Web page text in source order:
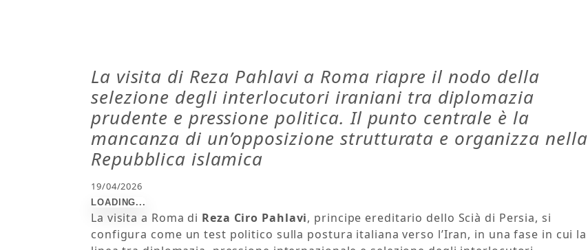
La visita di Reza Pahlavi a Roma riapre il nodo della
selezione degli interlocutori iraniani tra diplomazia
prudente e pressione politica. Il punto centrale è la
mancanza di un’opposizione strutturata e organizza nella
Repubblica islamica
19/04/2026
La visita a Roma di Reza Ciro Pahlavi, principe ereditario dello Scià di Persia, si
configura come un test politico sulla postura italiana verso l’Iran, in una fase in cui la